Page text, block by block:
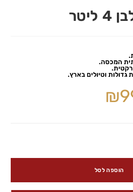
המכסה.
וטיולים בארץ.
₪
הוספה לסל